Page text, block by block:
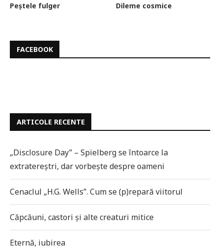
Peștele fulger Dileme cosmice
FACEBOOK
ARTICOLE RECENTE
„Disclosure Day” – Spielberg se întoarce la
extratereștri, dar vorbește despre oameni
Cenaclul „H.G. Wells”. Cum se (p)repară viitorul
Căpcăuni, castori și alte creaturi mitice
Eternă, iubirea